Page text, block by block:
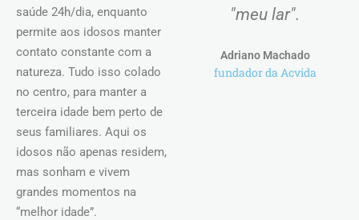
saúde 24h/dia, enquanto
permite aos idosos manter
contato constante com a
natureza. Tudo isso colado
no centro, para manter a
terceira idade bem perto de
seus familiares. Aqui os
idosos não apenas residem,
mas sonham e vivem
grandes momentos na
“melhor idade”.
"meu lar".
Adriano Machado
fundador da Acvida